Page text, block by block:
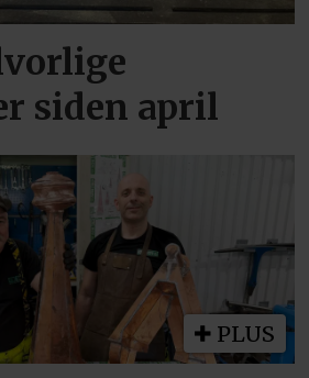
siden april
PLUS